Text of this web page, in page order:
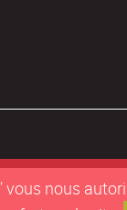
nous